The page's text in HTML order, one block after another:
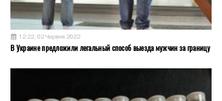
12:22, 02 Червня 2022
В Украине предложили легальный способ выезда мужчин за границу